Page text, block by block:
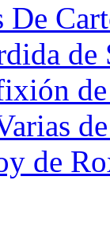
De
de